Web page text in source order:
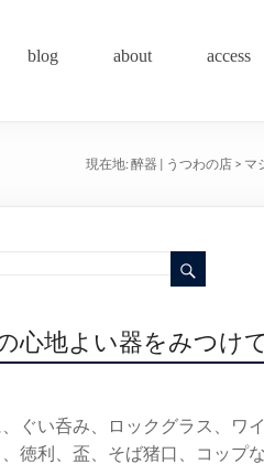
blog about access
現在地: 醉器 | うつわの店> マ
心地よい器をみつけ
ぐい呑み、ロックグラス、ワイ
徳利、盃、そば猪口、コップ